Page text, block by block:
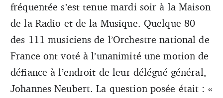
fréquentée s’est tenue mardi soir à la Maison
de la Radio et de la Musique. Quelque 80
des 111 musiciens de l’Orchestre national de
France ont voté à l’unanimité une motion de
défiance à l’endroit de leur délégué général,
Johannes Neubert. La question posée était : «